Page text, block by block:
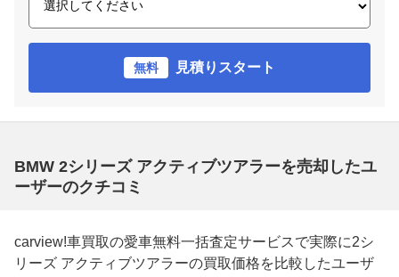
無料 見積りスタート
BMW 2シリーズ アクティブツアラーを売却したユ
ーザーのクチコミ
carview!車買取の愛車無料一括査定サービスで実際に2シ
リーズ アクティブツアラーの買取価格を比較したユーザ